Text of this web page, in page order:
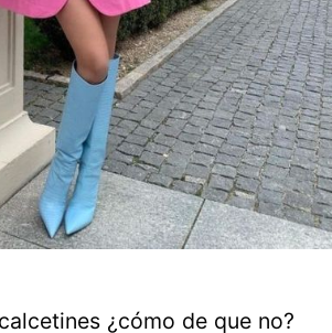
¿cómo de que no?